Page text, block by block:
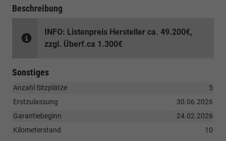
Beschreibung
INFO: Listenpreis Hersteller ca. 49.200€,
zzgl. Überf.ca 1.300€
Sonstiges
Anzahl Sitzplätze
5
Erstzulassung
30.06.2026
Garantiebeginn
24.02.2026
Kilometerstand
10